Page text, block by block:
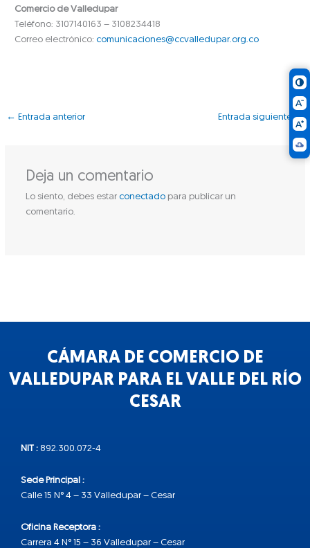
Comercio de Valledupar
Teléfono: 3107140163 – 3108234418
Correo electrónico:comunicaciones@ccvalledupar.org.co
← Entrada anterior Entrada siguiente→
Deja un comentario
Lo siento, debes estar conectadopara publicar un
comentario.
CÁMARA DE COMERCIO DE
VALLEDUPAR PARA EL VALLE DEL RÍO
CESAR
NIT : 892.300.072-4
Sede Principal :
Calle 15 N° 4 – 33 Valledupar – Cesar
Oficina Receptora :
Carrera 4 N° 15 – 36 Valledupar – Cesar